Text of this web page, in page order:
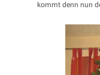
kommt denn nun